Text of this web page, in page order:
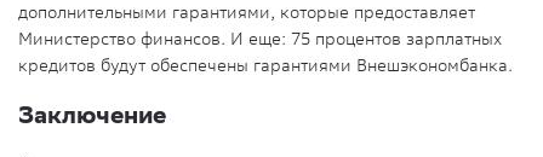
дополнительными гарантиями, которые предоставляет
Министерство финансов. И еще: 75 процентов зарплатных
кредитов будут обеспечены гарантиями Внешэкономбанка.
Заключение